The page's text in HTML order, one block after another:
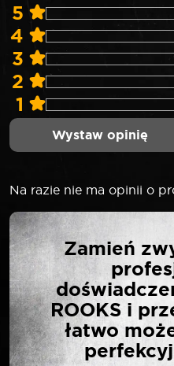
5
4
3
2
1
Wystaw opinię
Na razie nie ma opinii o
NAPISZ
OPINIĘ O
Twój adres email nie
Zamień
ROOKS i
łatwo